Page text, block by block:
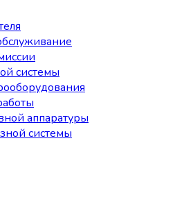
системы
аппаратуры
системы